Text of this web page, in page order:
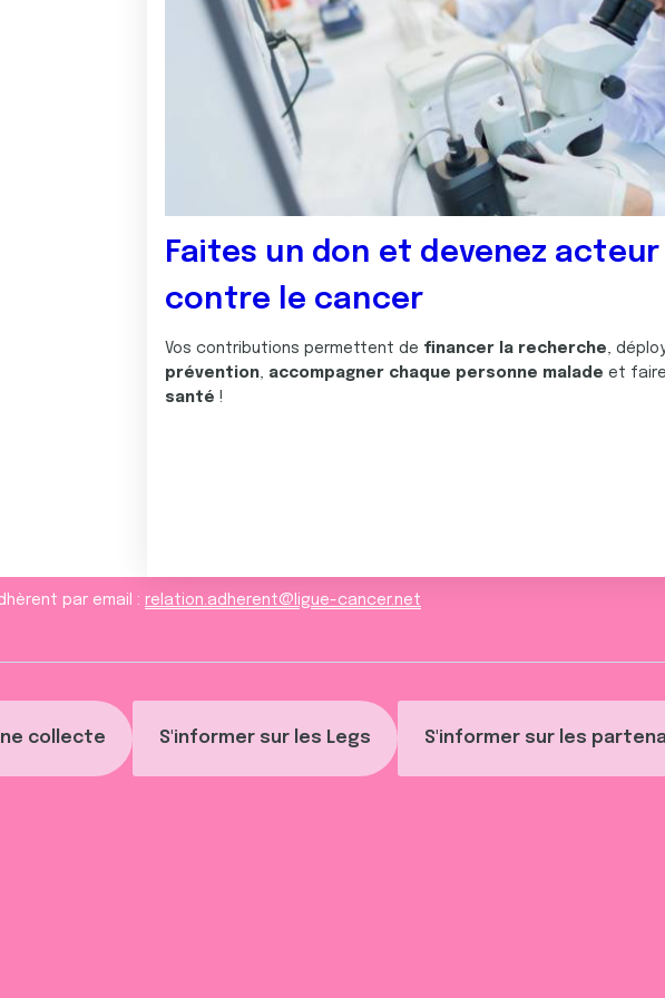
collecte S'informer sur les Legs S'informer sur les
Faites un don et devenez
contre le cancer
Vos contributions permettent de financer la recherche,
prévention, accompagner chaque personne malade et
santé !
par email : relation.adherent@ligue-cancer.net